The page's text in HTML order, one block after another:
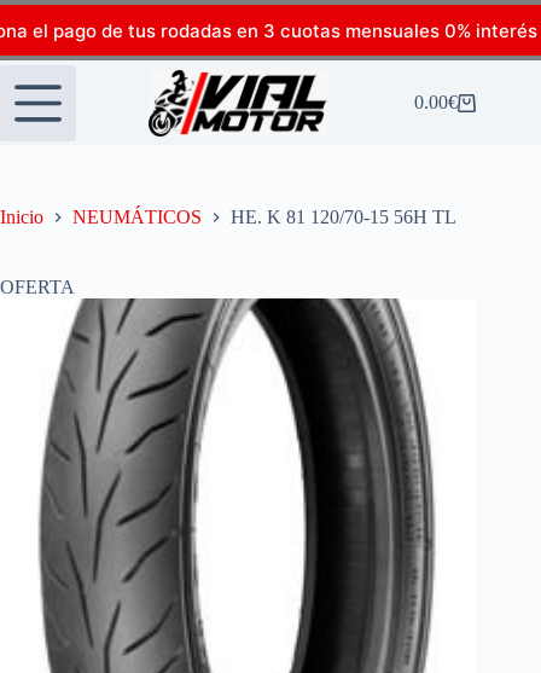
el pago de tus rodadas en 3 cuotas mensuales 0% interés
0.00€
Inicio NEUMÁTICOS HE. K 81 120/70-15 56H TL
OFERTA